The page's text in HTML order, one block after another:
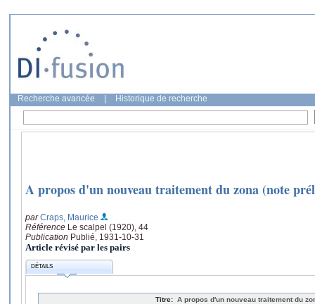
Recherche avancée Historique de recherche
A propos d'un nouveau traitement du zona (note
parCraps, Maurice
Référence Le scalpel (1920), 44
Publication Publié, 1931-10-31
Article révisé par les pairs
DÉTAILS
Titre: A propos d'un nouveau traitement du